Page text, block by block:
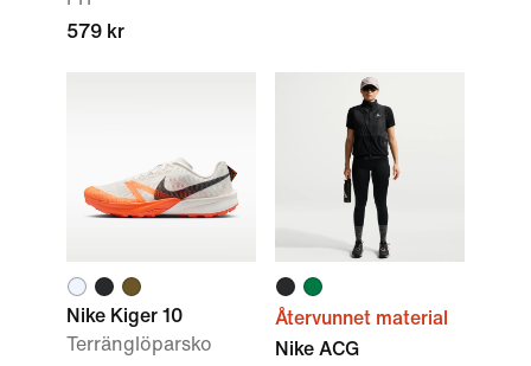
579 kr
Nike Kiger 10
Terränglöparsko
Återvunnet material
Nike ACG